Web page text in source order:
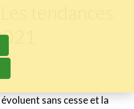
tendances
sans cesse et la
de FeWeb-activiteiten
Awards
Videos